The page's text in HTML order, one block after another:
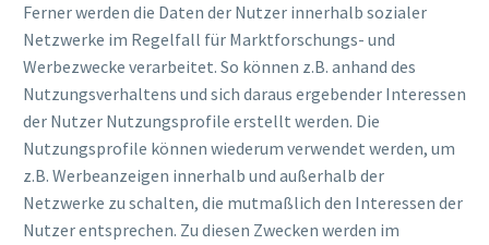
Ferner werden die Daten der Nutzer innerhalb sozialer
Netzwerke im Regelfall für Marktforschungs- und
Werbezwecke verarbeitet. So können z.B. anhand des
Nutzungsverhaltens und sich daraus ergebender Interessen
der Nutzer Nutzungsprofile erstellt werden. Die
Nutzungsprofile können wiederum verwendet werden, um
z.B. Werbeanzeigen innerhalb und außerhalb der
Netzwerke zu schalten, die mutmaßlich den Interessen der
Nutzer entsprechen. Zu diesen Zwecken werden im